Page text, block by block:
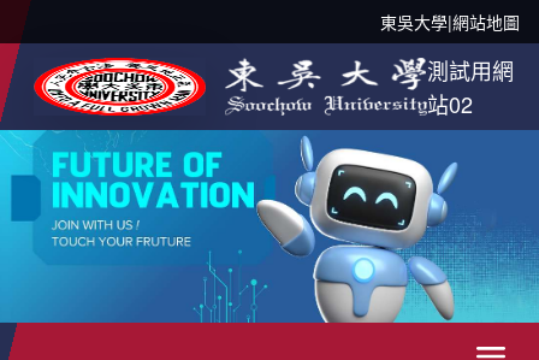
東吳大學|網站地圖
測試用網
站02